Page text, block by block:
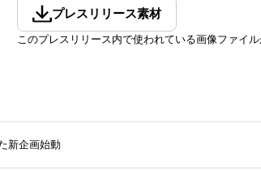
プレスリリース素材
このプレスリリース内で使われている画像ファイ
新企画始動